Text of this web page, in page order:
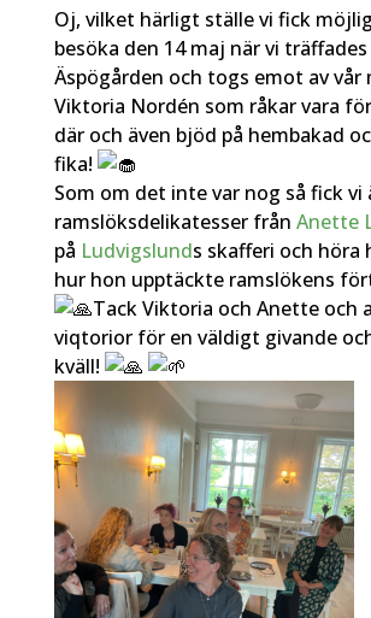
Oj, vilket härligt ställe vi fick
besöka den 14 maj när vi träffades
Äspögården och togs emot av vår
Viktoria Nordén som råkar vara
där och även bjöd på hembakad
fika!
Som om det inte var nog så fick vi
ramslöksdelikatesser från Anette
på Ludvigslunds skafferi och höra
hur hon upptäckte ramslökens
Tack Viktoria och Anette och
viqtorior för en väldigt givande
kväll!